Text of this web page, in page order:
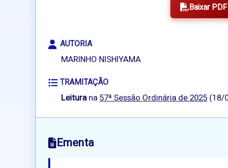
Baixar PDF
AUTORIA
MARINHO NISHIYAMA
TRAMITAÇÃO
Leitura na57ª Sessão Ordinária de 2025 (18/
Ementa